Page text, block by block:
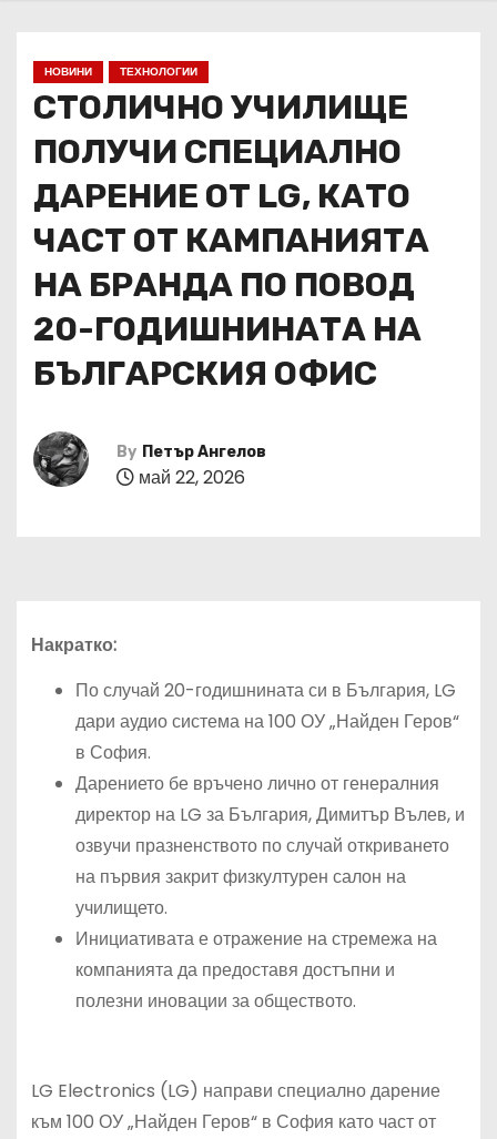
НОВИНИ ТЕХНОЛОГИИ
СТОЛИЧНО УЧИЛИЩЕ
ПОЛУЧИ СПЕЦИАЛНО
ДАРЕНИЕ ОТ LG, КАТО
ЧАСТ ОТ КАМПАНИЯТА
НА БРАНДА ПО ПОВОД
20-ГОДИШНИНАТА НА
БЪЛГАРСКИЯ ОФИС
By Петър Ангелов
май 22, 2026
Накратко:
По случай 20-годишнината си в България, LG
дари аудио система на 100 ОУ „Найден Геров“
в София.
Дарението бе връчено лично от генералния
директор на LG за България, Димитър Вълев, и
озвучи празненството по случай откриването
на първия закрит физкултурен салон на
училището.
Инициативата е отражение на стремежа на
компанията да предоставя достъпни и
полезни иновации за обществото.
LG Electronics (LG) направи специално дарение
към 100 ОУ „Найден Геров“ в София като част от